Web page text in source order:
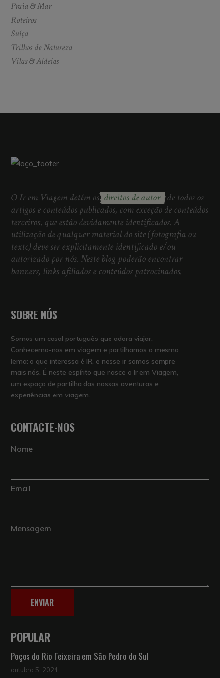
Praia & Mar
Roteiros
Suíça
Trilhos de Natureza
Vilas & Aldeias
O Ir em Viagem detém os direitos de autor de todos os
artigos e conteúdos publicados, com exceção de conteúdos
terceiros, que estão devidamente identificados. A
utilização de qualquer material do site (fotografia ou
texto) deve ser explicitamente identificado e/ou
autorizado por nós. Neste blog poderão encontrar
banners, links afiliados e conteúdos patrocinados.
SOBRE NÓS
Somos um casal português que adora viajar.
Conhecemo-nos em viagem e partilhamos o mesmo
lema: o que interessa é IR, e nesse ir somos sempre
mais nós. É neste espírito que nasce o Ir em Viagem,
um espaço de partilha das nossas aventuras e
experiências em viagem.
CONTACTE-NOS
Nome
Email
Mensagem
ENVIAR
POPULAR
Poços do Rio Teixeira em São Pedro do Sul
outubro 5, 2024